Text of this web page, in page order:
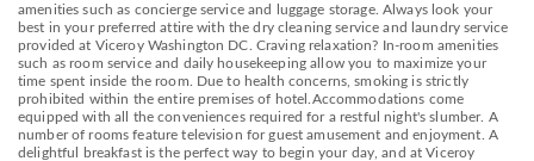
amenities such as concierge service and luggage storage. Always look your
best in your preferred attire with the dry cleaning service and laundry service
provided at Viceroy Washington DC. Craving relaxation? In-room amenities
such as room service and daily housekeeping allow you to maximize your
time spent inside the room. Due to health concerns, smoking is strictly
prohibited within the entire premises of hotel.Accommodations come
equipped with all the conveniences required for a restful night's slumber. A
number of rooms feature television for guest amusement and enjoyment. A
delightful breakfast is the perfect way to begin your day, and at Viceroy